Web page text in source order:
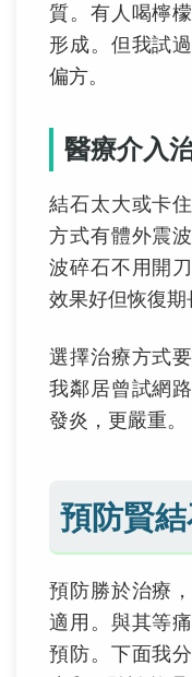
質。有人喝檸
形成。但我試
偏方。
醫療介入
結石太大或卡
方式有體外震
波碎石不用開
效果好但恢復期
選擇治療方式
我鄰居曾試網
發炎，更嚴重。
預防賢
預防勝於治療
適用。與其等
預防。下面我